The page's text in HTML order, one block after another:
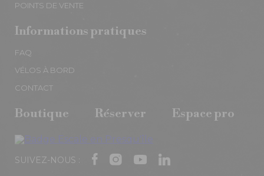
POINTS DE VENTE
Informations pratiques
FAQ
VÉLOS À BORD
CONTACT
Boutique Réserver Espace pro
SUIVEZ-NOUS :